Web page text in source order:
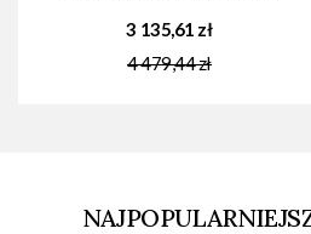
3 135,61 zł
4 479,44 zł